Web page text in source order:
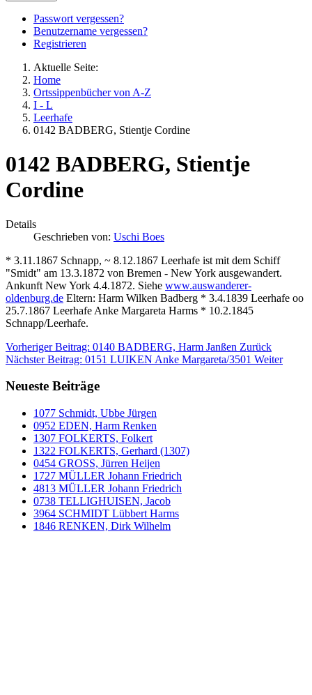
Passwort vergessen?
Benutzername vergessen?
Registrieren
Aktuelle Seite:
Home
Ortssippenbücher von A-Z
I - L
Leerhafe
0142 BADBERG, Stientje Cordine
0142 BADBERG, Stientje
Cordine
Details
Geschrieben von: Uschi Boes
* 3.11.1867 Schnapp, ~ 8.12.1867 Leerhafe ist mit dem Schiff
"Smidt" am 13.3.1872 von Bremen - New York ausgewandert.
Ankunft New York 4.4.1872. Siehe www.auswanderer-
oldenburg.de Eltern: Harm Wilken Badberg * 3.4.1839 Leerhafe oo
25.7.1867 Leerhafe Anke Margareta Harms * 10.2.1845
Schnapp/Leerhafe.
Vorheriger Beitrag: 0140 BADBERG, Harm Janßen Zurück
Nächster Beitrag: 0151 LUIKEN Anke Margareta/3501 Weiter
Neueste Beiträge
1077 Schmidt, Ubbe Jürgen
0952 EDEN, Harm Renken
1307 FOLKERTS, Folkert
1322 FOLKERTS, Gerhard (1307)
0454 GROSS, Jürren Heijen
1727 MÜLLER Johann Friedrich
4813 MÜLLER Johann Friedrich
0738 TELLIGHUISEN, Jacob
3964 SCHMIDT Lübbert Harms
1846 RENKEN, Dirk Wilhelm